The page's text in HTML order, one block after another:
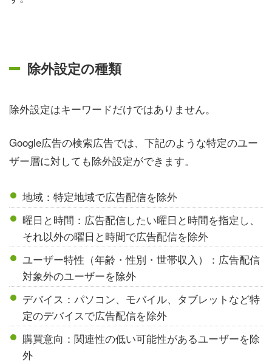
除外設定の種類
除外設定はキーワードだけではありません。
Google広告の検索広告では、下記のような特定のユー
ザー層に対しても除外設定ができます。
地域：特定地域で広告配信を除外
曜日と時間：広告配信したい曜日と時間を指定し、
それ以外の曜日と時間で広告配信を除外
ユーザー特性（年齢・性別・世帯収入）：広告配信
対象外のユーザーを除外
デバイス：パソコン、モバイル、タブレットなど特
定のデバイスで広告配信を除外
購買意向：関連性の低い可能性があるユーザーを除
外